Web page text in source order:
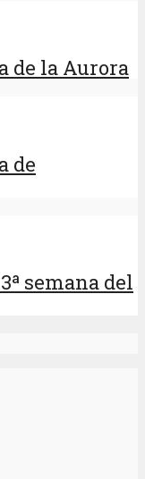
de la Aurora
de
semana del